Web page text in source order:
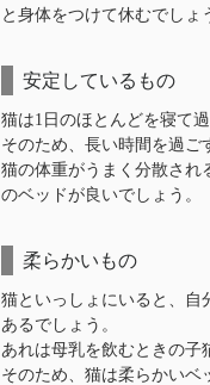
と身体をつけて休むでしょ
安定しているもの
猫は1日のほとんどを寝て過
そのため、長い時間を過ご
猫の体重がうまく分散され
のベッドが良いでしょう。
柔らかいもの
猫といっしょにいると、自
あるでしょう。
あれは母乳を飲むときの子
そのため、猫は柔らかいベ